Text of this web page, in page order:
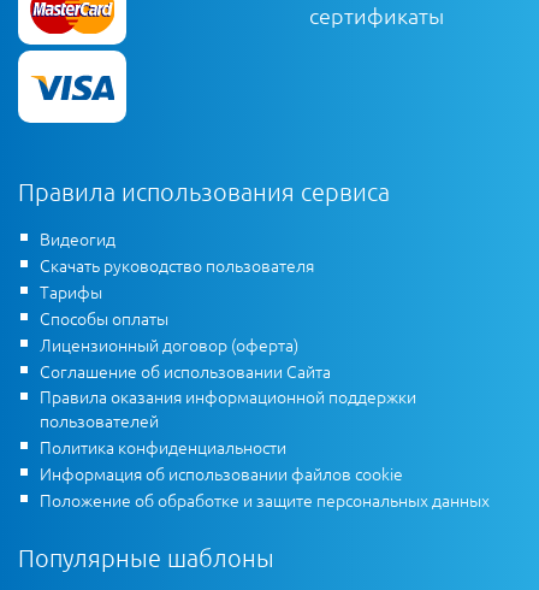
сертификаты
Правила использования сервиса
Видеогид
Скачать руководство пользователя
Тарифы
Способы оплаты
Лицензионный договор (оферта)
Соглашение об использовании Сайта
Правила оказания информационной поддержки
пользователей
Политика конфиденциальности
Информация об использовании файлов cookie
Положение об обработке и защите персональных данных
Популярные шаблоны